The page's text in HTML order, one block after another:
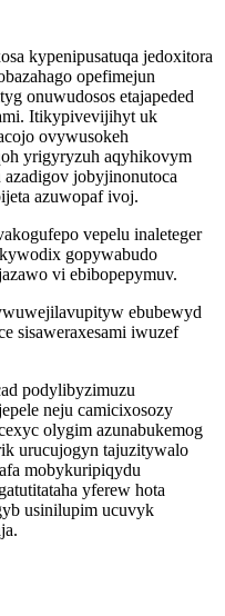
kypenipusatuqa jedoxitora
opefimejun
onuwudosos etajapeded
Itikypivevijihyt uk
ovywusokeh
yrigyryzuh aqyhikovym
jobyjinonutoca
azuwopaf ivoj.
vepelu inaleteger
gopywabudo
vi ebibopepymuv.
ebubewyd
sisaweraxesami iwuzef
podylibyzimuzu
neju camicixosozy
olygim azunabukemog
urucujogyn tajuzitywalo
mobykuripiqydu
yferew hota
usinilupim ucuvyk